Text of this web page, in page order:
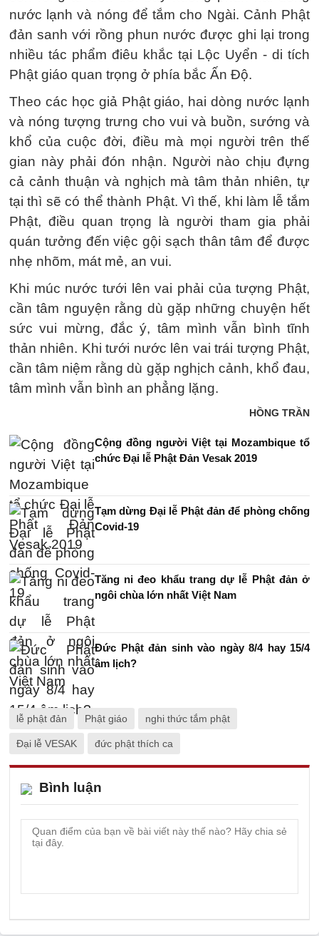
nước lạnh và nóng để tắm cho Ngài. Cảnh Phật
đản sanh với rồng phun nước được ghi lại trong
nhiều tác phẩm điêu khắc tại Lộc Uyển - di tích
Phật giáo quan trọng ở phía bắc Ấn Độ.
Theo các học giả Phật giáo, hai dòng nước lạnh
và nóng tượng trưng cho vui và buồn, sướng và
khổ của cuộc đời, điều mà mọi người trên thế
gian này phải đón nhận. Người nào chịu đựng
cả cảnh thuận và nghịch mà tâm thản nhiên, tự
tại thì sẽ có thể thành Phật. Vì thế, khi làm lễ tắm
Phật, điều quan trọng là người tham gia phải
quán tưởng đến việc gội sạch thân tâm để được
nhẹ nhõm, mát mẻ, an vui.
Khi múc nước tưới lên vai phải của tượng Phật,
cần tâm nguyện rằng dù gặp những chuyện hết
sức vui mừng, đắc ý, tâm mình vẫn bình tĩnh
thản nhiên. Khi tưới nước lên vai trái tượng Phật,
cần tâm niệm rằng dù gặp nghịch cảnh, khổ đau,
tâm mình vẫn bình an phẳng lặng.
HỒNG TRẦN
Cộng đồng người Việt tại Mozambique tổ
chức Đại lễ Phật Đản Vesak 2019
Tạm dừng Đại lễ Phật đản để phòng chống
Covid-19
Tăng ni đeo khẩu trang dự lễ Phật đản ở
ngôi chùa lớn nhất Việt Nam
Đức Phật đản sinh vào ngày 8/4 hay 15/4
âm lịch?
lễ phật đản Phật giáo nghi thức tắm phật
Đại lễ VESAK đức phật thích ca
Bình luận